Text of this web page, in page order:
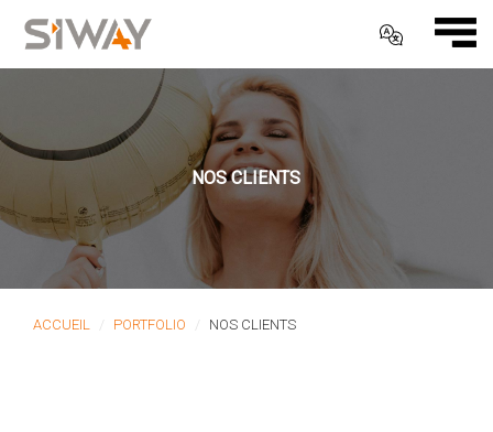
NOS CLIENTS
ACCUEIL PORTFOLIO NOS CLIENTS